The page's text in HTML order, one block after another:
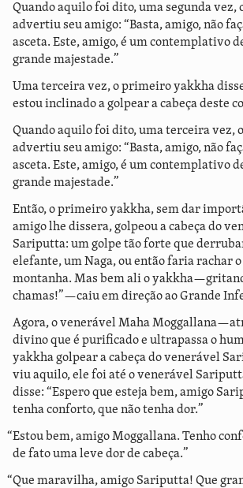
Quando aquilo foi dito, uma segunda vez,
advertiu seu amigo: “Basta, amigo, não
asceta. Este, amigo, é um contemplativo
grande majestade.”
Uma terceira vez, o primeiro yakkha
estou inclinado a golpear a cabeça deste
Quando aquilo foi dito, uma terceira vez,
advertiu seu amigo: “Basta, amigo, não
asceta. Este, amigo, é um contemplativo
grande majestade.”
Então, o primeiro yakkha, sem dar
amigo lhe dissera, golpeou a cabeça do
Sariputta: um golpe tão forte que
elefante, um Naga, ou então faria rachar
montanha. Mas bem ali o
chamas!”—caiu em direção ao Grande
Agora, o venerável Maha
divino que é purificado e ultrapassa o
yakkha golpear a cabeça do venerável
viu aquilo, ele foi até o venerável
disse: “Espero que esteja bem, amigo
tenha conforto, que não tenha dor.”
“Estou bem, amigo Moggallana. Tenho
de fato uma leve dor de cabeça.”
“Que maravilha, amigo Sariputta! Que